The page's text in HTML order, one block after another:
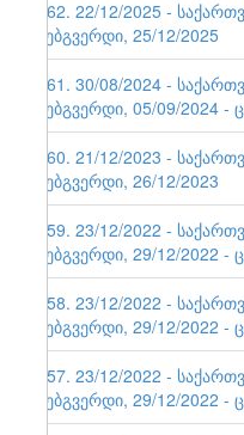
162. 22/12/2025 -
ვებგვერდი, 25/12/2025
161. 30/08/2024 -
ვებგვერდი, 05/09/2024
160. 21/12/2023 -
ვებგვერდი, 26/12/2023
159. 23/12/2022 -
ვებგვერდი, 29/12/2022
158. 23/12/2022 -
ვებგვერდი, 29/12/2022
157. 23/12/2022 -
ვებგვერდი, 29/12/2022